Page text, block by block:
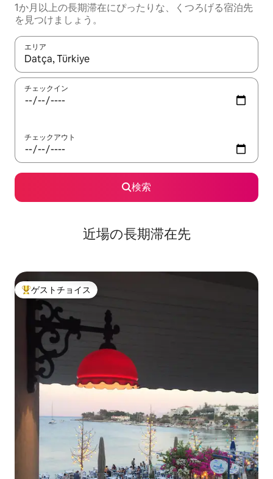
1か月以上の長期滞在にぴったりな、くつろげる宿泊先
を見つけましょう。
エリア
検索結果が表示されたら、上下の矢印キーを使って移動するか
チェックイン
チェックアウト
検索
近場の長期滞在先
大好評のゲストチョイスです。
ゲストチョイス